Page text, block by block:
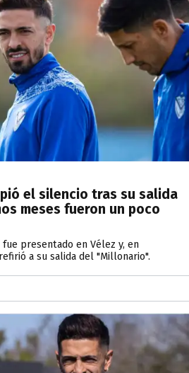
el silencio tras su salida
meses fueron un poco
presentado en Vélez y, en
a su salida del "Millonario".